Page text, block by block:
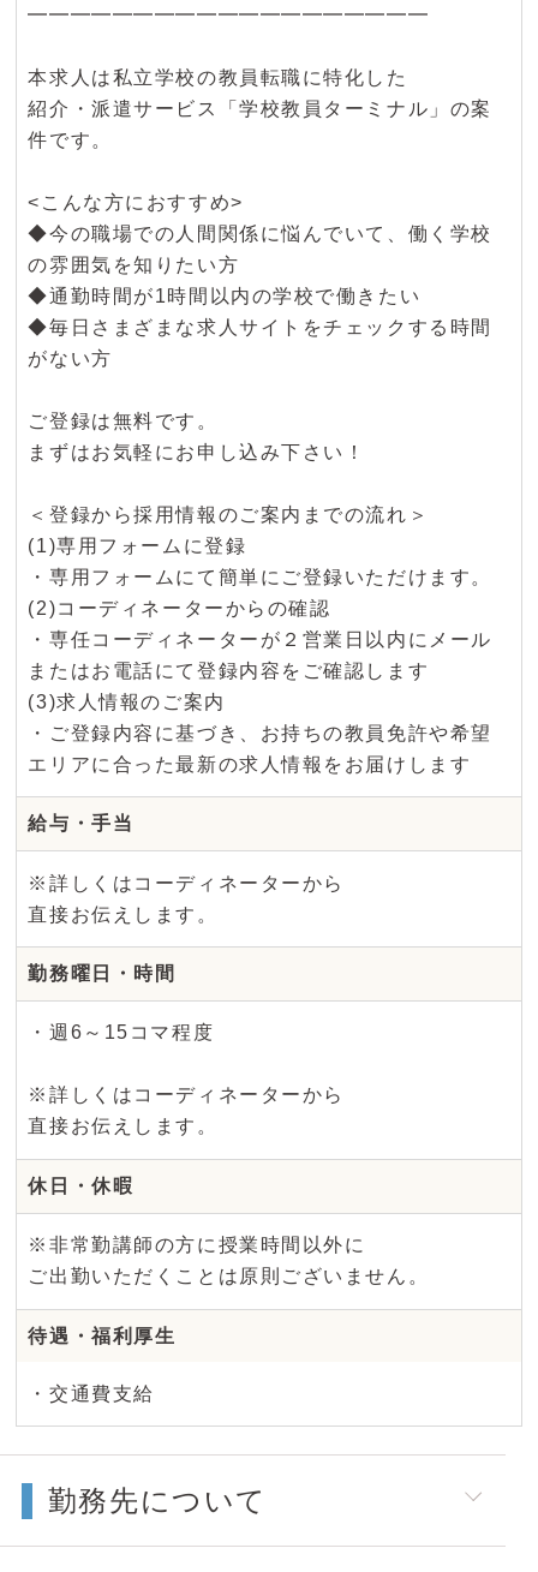
━━━━━━━━━━━━━━━━━━━
本求人は私立学校の教員転職に特化した
紹介・派遣サービス「学校教員ターミナル」の案
件です。
<こんな方におすすめ>
◆今の職場での人間関係に悩んでいて、働く学校
の雰囲気を知りたい方
◆通勤時間が1時間以内の学校で働きたい
◆毎日さまざまな求人サイトをチェックする時間
がない方
ご登録は無料です。
まずはお気軽にお申し込み下さい！
＜登録から採用情報のご案内までの流れ＞
(1)専用フォームに登録
・専用フォームにて簡単にご登録いただけます。
(2)コーディネーターからの確認
・専任コーディネーターが２営業日以内にメール
またはお電話にて登録内容をご確認します
(3)求人情報のご案内
・ご登録内容に基づき、お持ちの教員免許や希望
エリアに合った最新の求人情報をお届けします
給与・手当
※詳しくはコーディネーターから
直接お伝えします。
勤務曜日・時間
・週6～15コマ程度
※詳しくはコーディネーターから
直接お伝えします。
休日・休暇
※非常勤講師の方に授業時間以外に
ご出勤いただくことは原則ございません。
待遇・福利厚生
・交通費支給
勤務先について